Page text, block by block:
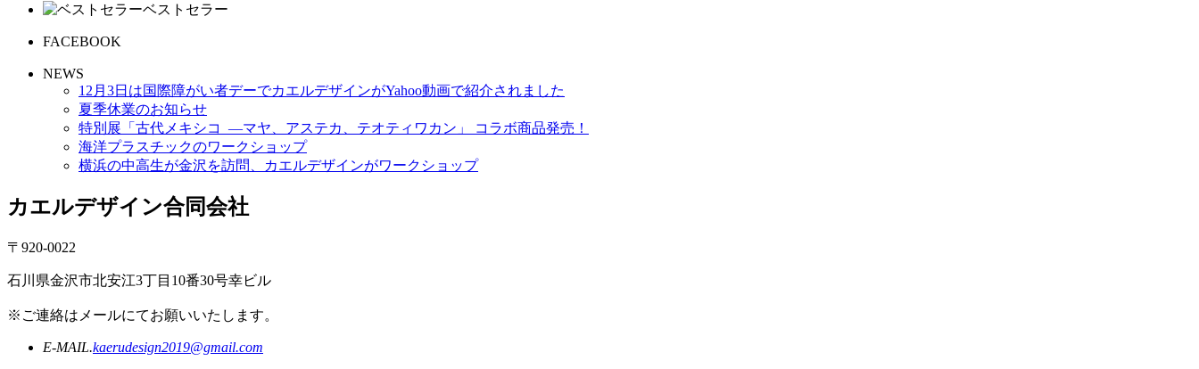
ベストセラー
FACEBOOK
NEWS
12月3日は国際障がい者デーでカエルデザインがYahoo動画で紹介されました
夏季休業のお知らせ
特別展「古代メキシコ ―マヤ、アステカ、テオティワカン」 コラボ商品発売！
海洋プラスチックのワークショップ
横浜の中高生が金沢を訪問、カエルデザインがワークショップ
カエルデザイン合同会社
〒920-0022
石川県金沢市北安江3丁目10番30号幸ビル
※ご連絡はメールにてお願いいたします。
E-MAIL.kaerudesign2019@gmail.com